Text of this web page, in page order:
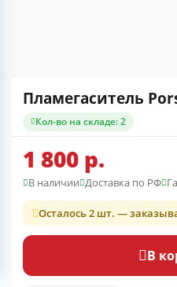
Пламегаситель
Кол-во на складе: 2
1 800 р.
В наличии Доставка по РФ
Осталось 2 шт. —
В